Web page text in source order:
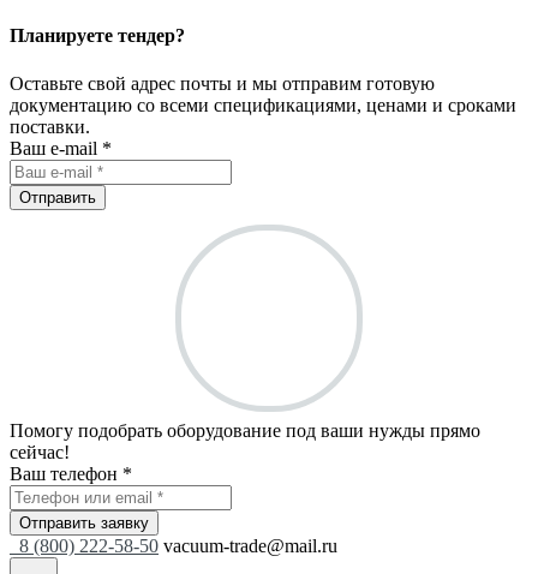
Планируете тендер?
Оставьте свой адрес почты и мы отправим готовую
документацию со всеми спецификациями, ценами и сроками
поставки.
Ваш e-mail *
Отправить
Помогу подобрать оборудование под ваши нужды прямо
сейчас!
Ваш телефон *
Отправить заявку
8 (800) 222-58-50 vacuum-trade@mail.ru